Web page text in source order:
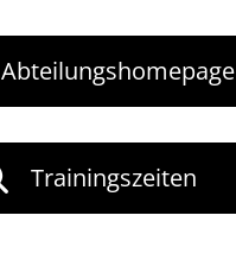
Abteilungshomepage
Trainingszeiten